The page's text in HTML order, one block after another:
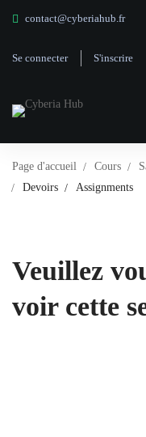
contact@cyberiahub.fr
Se connecter S'inscrire
Page d'accueil Cours
Devoirs
Assignments
Veuillez
voir cette